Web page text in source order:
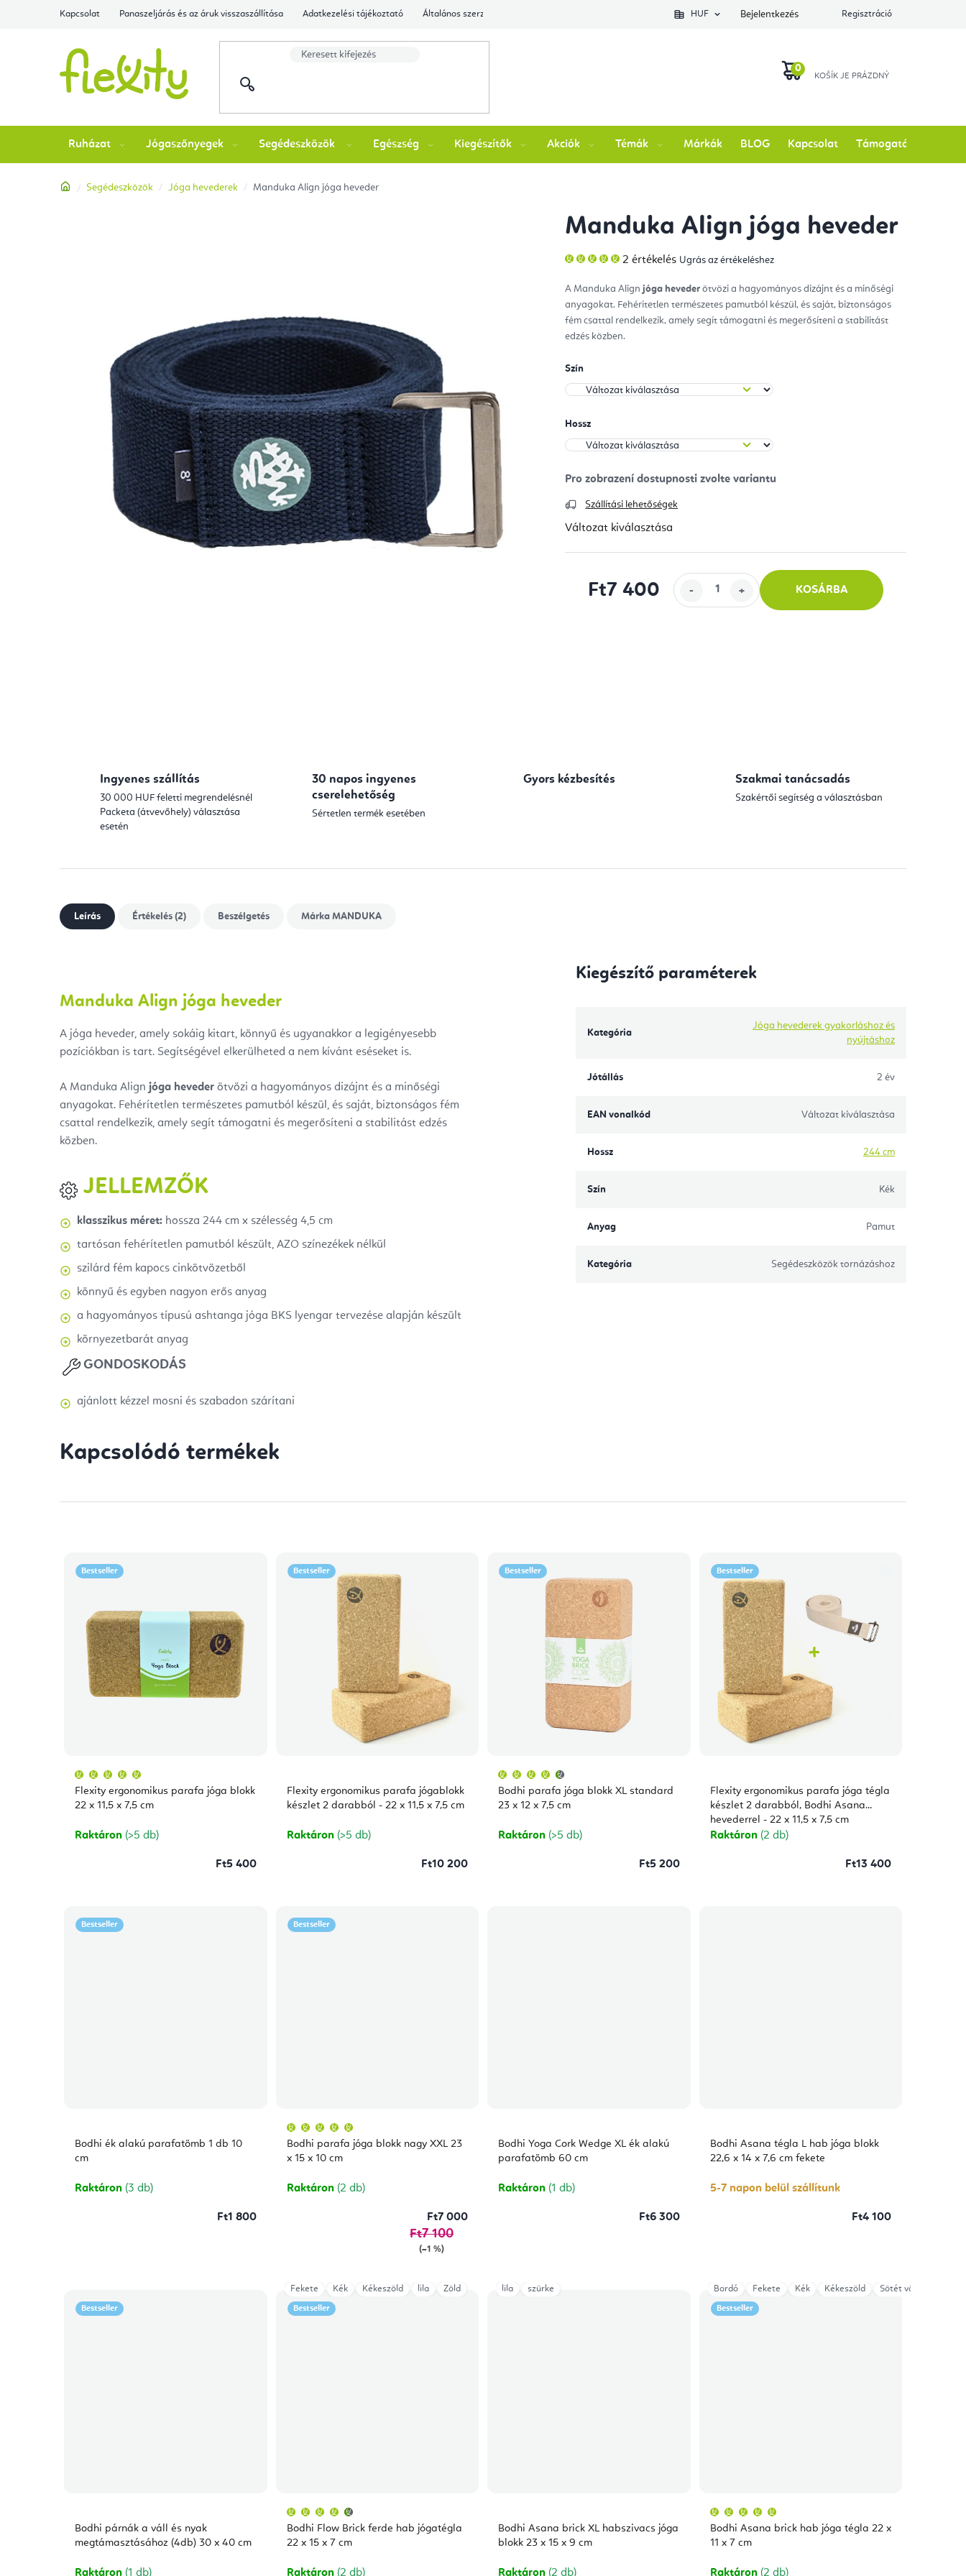
Kapcsolat Panaszeljárás és az áruk visszaszállítása Adatkezelési tájékoztató Általános szerződési feltételek Ellenőrizze a rendelés állapotátHUF Bejelentkezés Regisztráció
Ruházat Jógaszőnyegek Segédeszközök Egészség Kiegészítők Akciók Témák Márkák BLOG Kapcsolat Támogatás
Kezdőlap
Segédeszközök Jóga hevederek Manduka Align jóga heveder
Manduka Align jóga heveder
A
termék
5-
ből
5,0
csillag.
2 értékelés Ugrás az értékeléshez
A Manduka Align jóga heveder ötvözi a hagyományos dizájnt és a minőségi
anyagokat. Fehérítetlen természetes pamutból készül, és saját, biztonságos
fém csattal rendelkezik, amely segít támogatni és megerősíteni a stabilitást
edzés közben.
Szín
Hossz
Szállítási lehetőségek
Változat kiválasztása
Ft7 400 KOSÁRBA
Ingyenes szállítás
30 000 HUF feletti megrendelésnél
Packeta (átvevőhely) választása
esetén
30 napos ingyenes
cserelehetőség
Sértetlen termék esetében
Gyors kézbesítés Szakmai tanácsadás
Szakértői segítség a választásban
Leírás Értékelés (2) Beszélgetés Márka MANDUKA
Manduka Align jóga heveder
A jóga heveder, amely sokáig kitart, könnyű és ugyanakkor a legigényesebb
pozíciókban is tart. Segítségével elkerülheted a nem kívánt eséseket is.
A Manduka Align jóga heveder ötvözi a hagyományos dizájnt és a minőségi
anyagokat. Fehérítetlen természetes pamutból készül, és saját, biztonságos fém
csattal rendelkezik, amely segít támogatni és megerősíteni a stabilitást edzés
közben.
JELLEMZŐK
klasszikus méret: hossza 244 cm x szélesség 4,5 cm
tartósan fehérítetlen pamutból készült, AZO színezékek nélkül
szilárd fém kapocs cinkötvözetből
könnyű és egyben nagyon erős anyag
a hagyományos típusú ashtanga jóga BKS lyengar tervezése alapján készült
környezetbarát anyag
GONDOSKODÁS
ajánlott kézzel mosni és szabadon szárítani
Kiegészítő paraméterek
Kategória
Jóga hevederek gyakorláshoz és
nyújtáshoz
Jótállás 2 év
EAN vonalkód Változat kiválasztása
Hossz 244 cm
Szín Kék
Anyag Pamut
Kategória Segédeszközök tornázáshoz
Kapcsolódó termékek
Bestseller
Flexity ergonomikus parafa jóga blokk
22 x 11,5 x 7,5 cm
átlagos
értékelése
5-
csillag.
Raktáron (>5 db)
Ft5 400
Bestseller
Flexity ergonomikus parafa jógablokk
készlet 2 darabból - 22 x 11,5 x 7,5 cm
Raktáron (>5 db)
Ft10 200
Bestseller
Bodhi parafa jóga blokk XL standard
23 x 12 x 7,5 cm
átlagos
értékelése
5-
csillag.
Raktáron (>5 db)
Ft5 200
Bestseller
Flexity ergonomikus parafa jóga tégla
készlet 2 darabból, Bodhi Asana
hevederrel - 22 x 11,5 x 7,5 cm
Raktáron (2 db)
Ft13 400
Bestseller
Bodhi ék alakú parafatömb 1 db 10
cm
Raktáron (3 db)
Ft1 800
Bestseller
Bodhi parafa jóga blokk nagy XXL 23
x 15 x 10 cm
átlagos
értékelése
csillag.
Raktáron (2 db)
Ft7 000
Ft7 100
(–1 %)
Bodhi Yoga Cork Wedge XL ék alakú
parafatömb 60 cm
Raktáron (1 db)
Ft6 300
Bodhi Asana tégla L hab jóga blokk
22,6 x 14 x 7,6 cm fekete
5-7 napon belül szállítunk
Ft4 100
Bestseller
Bodhi párnák a váll és nyak
megtámasztásához (4db) 30 x 40 cm
Raktáron (1 db)
Bestseller
Bodhi Flow Brick ferde hab jógatégla
22 x 15 x 7 cm
átlagos
értékelése
csillag.
Raktáron (2 db)
Fekete Kék Kékeszöld lila Zöld
Bodhi Asana brick XL habszivacs jóga
blokk 23 x 15 x 9 cm
Raktáron (2 db)
lila szürke
Bestseller
Bodhi Asana brick hab jóga tégla 22 x
11 x 7 cm
átlagos
értékelése
csillag.
Raktáron (2 db)
Bordó Fekete Kék Kékeszöld Sötét vörös